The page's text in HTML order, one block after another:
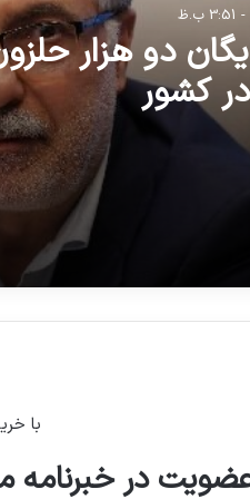
دو هزار
کشور
با
در خبرنامه